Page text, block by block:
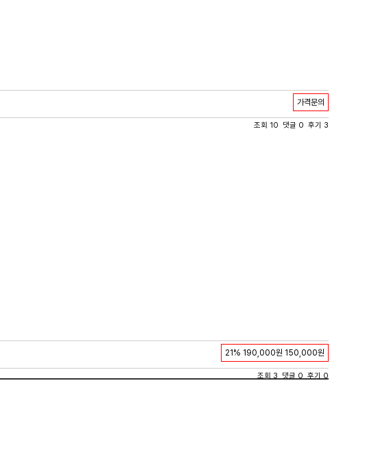
가격문의
조회 10 댓글 0 후기 3
21% 190,000원 150,000원
조회 3 댓글 0 후기 0